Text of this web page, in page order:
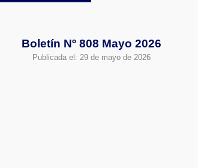
Boletín Nº 808 Mayo 2026
Publicada el: 29 de mayo de 2026